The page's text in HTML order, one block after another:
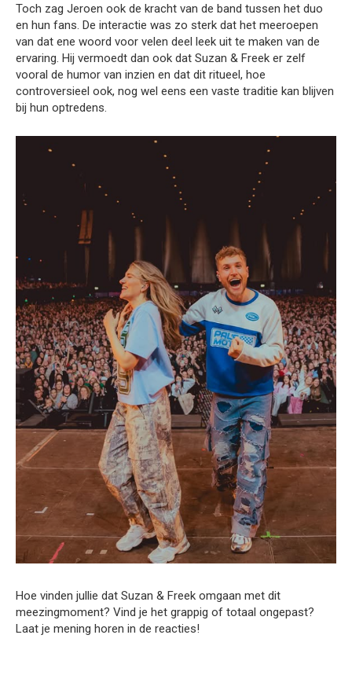
Toch zag Jeroen ook de kracht van de band tussen het duo
en hun fans. De interactie was zo sterk dat het meeroepen
van dat ene woord voor velen deel leek uit te maken van de
ervaring. Hij vermoedt dan ook dat Suzan & Freek er zelf
vooral de humor van inzien en dat dit ritueel, hoe
controversieel ook, nog wel eens een vaste traditie kan blijven
bij hun optredens.
Hoe vinden jullie dat Suzan & Freek omgaan met dit
meezingmoment? Vind je het grappig of totaal ongepast?
Laat je mening horen in de reacties!